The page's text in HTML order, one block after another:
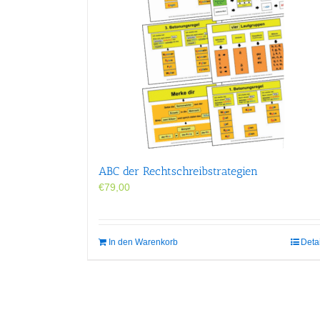
ABC der Rechtschreibstrategien
€79,00
In den Warenkorb